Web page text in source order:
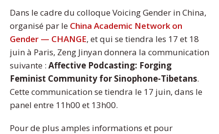
Dans le cadre du colloque Voicing Gender in China,
organisé par le China Academic Network on
Gender — CHANGE, et qui se tiendra les 17 et 18
juin à Paris, Zeng Jinyan donnera la communication
suivante : Affective Podcasting: Forging
Feminist Community for Sinophone-Tibetans.
Cette communication se tiendra le 17 juin, dans le
panel entre 11h00 et 13h00.
Pour de plus amples informations et pour